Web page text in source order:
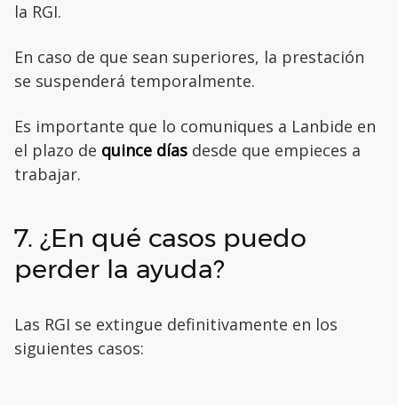
la RGI.
En caso de que sean superiores, la prestación
se suspenderá temporalmente.
Es importante que lo comuniques a Lanbide en
el plazo de quince días desde que empieces a
trabajar.
7. ¿En qué casos puedo
perder la ayuda?
Las RGI se extingue definitivamente en los
siguientes casos: